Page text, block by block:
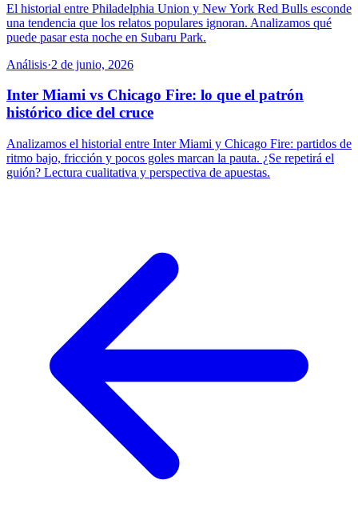
El historial entre Philadelphia Union y New York Red Bulls esconde
una tendencia que los relatos populares ignoran. Analizamos qué
puede pasar esta noche en Subaru Park.
Análisis·2 de junio, 2026
Inter Miami vs Chicago Fire: lo que el patrón
histórico dice del cruce
Analizamos el historial entre Inter Miami y Chicago Fire: partidos de
ritmo bajo, fricción y pocos goles marcan la pauta. ¿Se repetirá el
guión? Lectura cualitativa y perspectiva de apuestas.